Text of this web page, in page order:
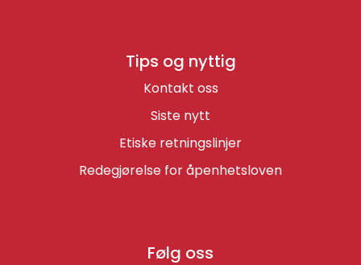
Tips og nyttig
Kontakt oss
Siste nytt
Etiske retningslinjer
Redegjørelse for åpenhetsloven
Følg oss